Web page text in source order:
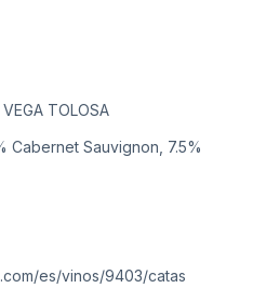
VEGA TOLOSA
Cabernet Sauvignon, 7.5%
es/vinos/9403/catas